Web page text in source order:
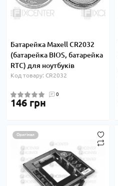
Батарейка Maxell CR2032
(батарейка BIOS, батарейка
RTC) для ноутбуків
Код товару: CR2032
0
146 грн
Оригінал